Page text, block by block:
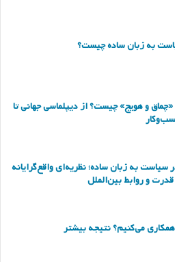
به زبان ساده چیست؟
و هویج» چیست؟ از دیپلماسی جهانی تا
سیاست به زبان ساده؛ نظریه‌ای واقع‌گرایانه
و روابط بین‌الملل
می‌کنیم؟ نتیجه بیشتر